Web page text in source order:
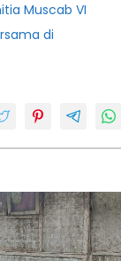
Muscab VI
di